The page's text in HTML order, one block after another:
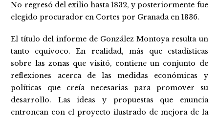
No regresó del exilio hasta 1832, y posteriormente fue
elegido procurador en Cortes por Granada en 1836.
El título del informe de González Montoya resulta un
tanto equívoco. En realidad, más que estadísticas
sobre las zonas que visitó, contiene un conjunto de
reflexiones acerca de las medidas económicas y
políticas que creía necesarias para promover su
desarrollo. Las ideas y propuestas que enuncia
entroncan con el proyecto ilustrado de mejora de la